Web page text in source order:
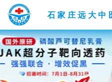
石家庄远大中